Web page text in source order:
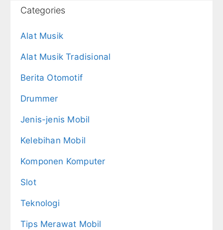
Categories
Alat Musik
Alat Musik Tradisional
Berita Otomotif
Drummer
Jenis-jenis Mobil
Kelebihan Mobil
Komponen Komputer
Slot
Teknologi
Tips Merawat Mobil